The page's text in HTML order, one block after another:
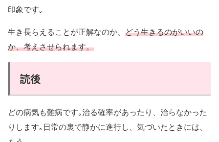
印象です｡
生き長らえることが正解なのか、 どう生きるのがいいの
か、考えさせられます。
読後
どの病気も難病です｡治る確率があったり、治らなかった
りします｡日常の裏で静かに進行し、気づいたときには、